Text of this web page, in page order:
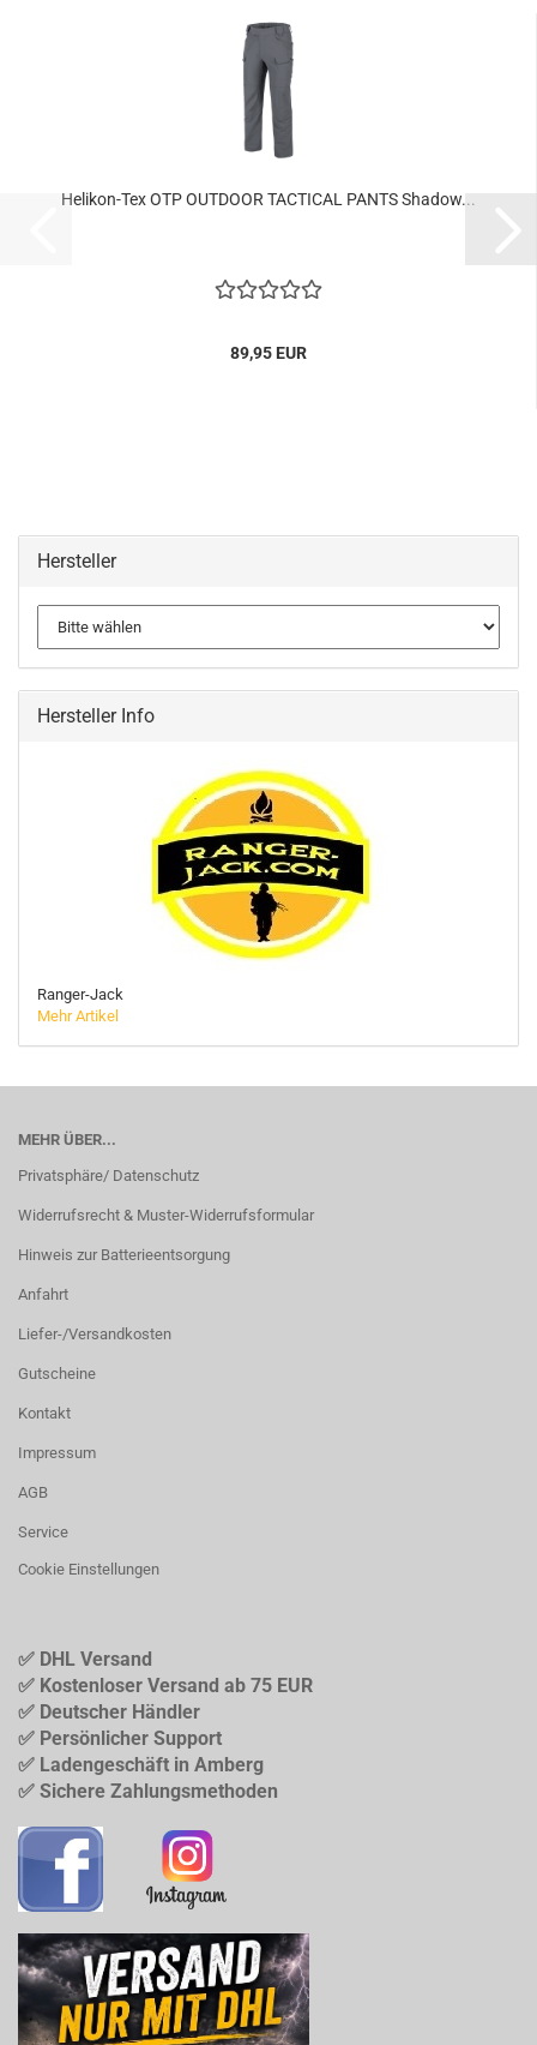
Helikon-Tex OTP OUTDOOR TACTICAL PANTS Shadow...
89,95 EUR
Hersteller
Hersteller Info
Ranger-Jack
Mehr Artikel
MEHR ÜBER...
Privatsphäre/ Datenschutz
Widerrufsrecht & Muster-Widerrufsformular
Hinweis zur Batterieentsorgung
Anfahrt
Liefer-/Versandkosten
Gutscheine
Kontakt
Impressum
AGB
Service
Cookie Einstellungen
✅ DHL Versand
✅ Kostenloser Versand ab 75 EUR
✅ Deutscher Händler
✅ Persönlicher Support
✅ Ladengeschäft in Amberg
✅ Sichere Zahlungsmethoden